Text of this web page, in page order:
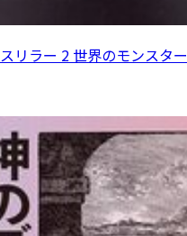
リラー 2 世界のモンスター